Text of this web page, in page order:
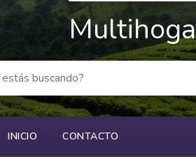
INICIO CONTACTO